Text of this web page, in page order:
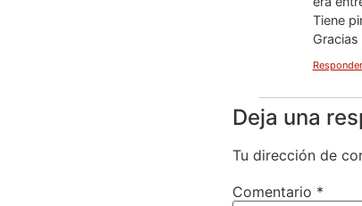
Tiene
Responder
Deja una
Tu dirección de
Comentario *